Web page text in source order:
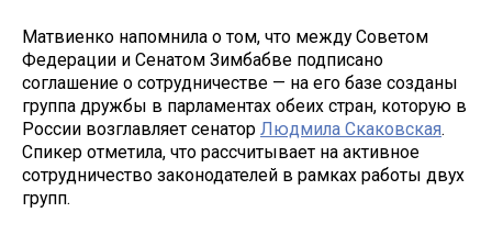
Матвиенко напомнила о том, что между Советом
Федерации и Сенатом Зимбабве подписано
соглашение о сотрудничестве — на его базе созданы
группа дружбы в парламентах обеих стран, которую в
России возглавляет сенатор Людмила Скаковская.
Спикер отметила, что рассчитывает на активное
сотрудничество законодателей в рамках работы двух
групп.